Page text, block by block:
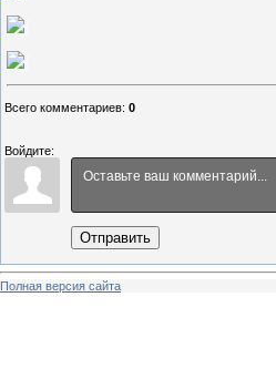
Всего комментариев: 0
Войдите:
Отправить
Полная версия сайта